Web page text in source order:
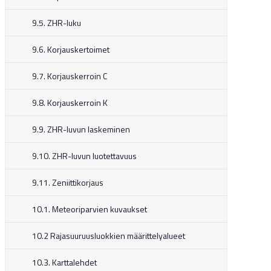
mag)
mag)
mag)
mag)
9.5. ZHR-luku
9.6. Korjauskertoimet
9.7. Korjauskerroin C
9.8. Korjauskerroin K
9.9. ZHR-luvun laskeminen
9.10. ZHR-luvun luotettavuus
9.11. Zeniittikorjaus
10.1. Meteoriparvien kuvaukset
10.2 Rajasuuruusluokkien määrittelyalueet
10.3. Karttalehdet